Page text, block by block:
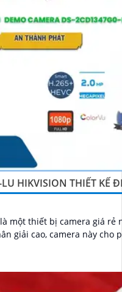
mà còn đem đến sự
đặt camera Hikvision
chúng tôi luôn sẵn
HIKVISION THIẾT KẾ
là một thiết bị camera giá rẻ